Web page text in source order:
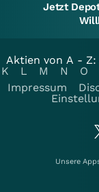
Jetzt
Aktien von A - Z:
K
L M N O
Impressum
Unsere